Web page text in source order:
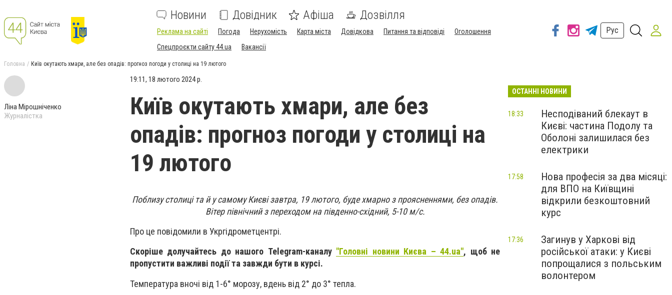
Новини Довідник Афіша Дозвілля
Реклама на сайті Погода Нерухомість Карта міста Довідкова Питання та відповіді
Оголошення
Спецпроєкти сайту 44.ua
Вакансії
Рус
Головна Київ окутають хмари, але без опадів: прогноз погоди у столиці на 19 лютого
Ліна Мірошніченко
Журналістка
19:11, 18 лютого 2024 р.
Київ окутають хмари, але без
опадів: прогноз погоди у столиці на
19 лютого
Поблизу столиці та й у самому Києві завтра, 19 лютого, буде хмарно з проясненнями, без опадів.
Вітер північний з переходом на південно-східний, 5-10 м/с.
Про це повідомили в Укргідрометцентрі.
Скоріше долучайтесь до нашого Telegram-каналу "Головні новини Києва – 44.ua", щоб не
пропустити важливі події та завжди бути в курсі.
Температура вночі від 1-6° морозу, вдень від 2° до 3° тепла.
ОСТАННІ НОВИНИ
Несподіваний блекаут в
Києві: частина Подолу та
Оболоні залишилася без
електрики
18:33
Нова професія за два місяці:
для ВПО на Київщині
відкрили безкоштовний
курс
17:58
Загинув у Харкові від
російської атаки: у Києві
попрощалися з польським
волонтером
17:36